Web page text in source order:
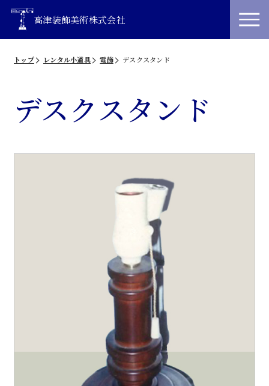
高津装飾美術株式会社
トップ レンタル小道具 電飾 デスクスタンド
デスクスタンド